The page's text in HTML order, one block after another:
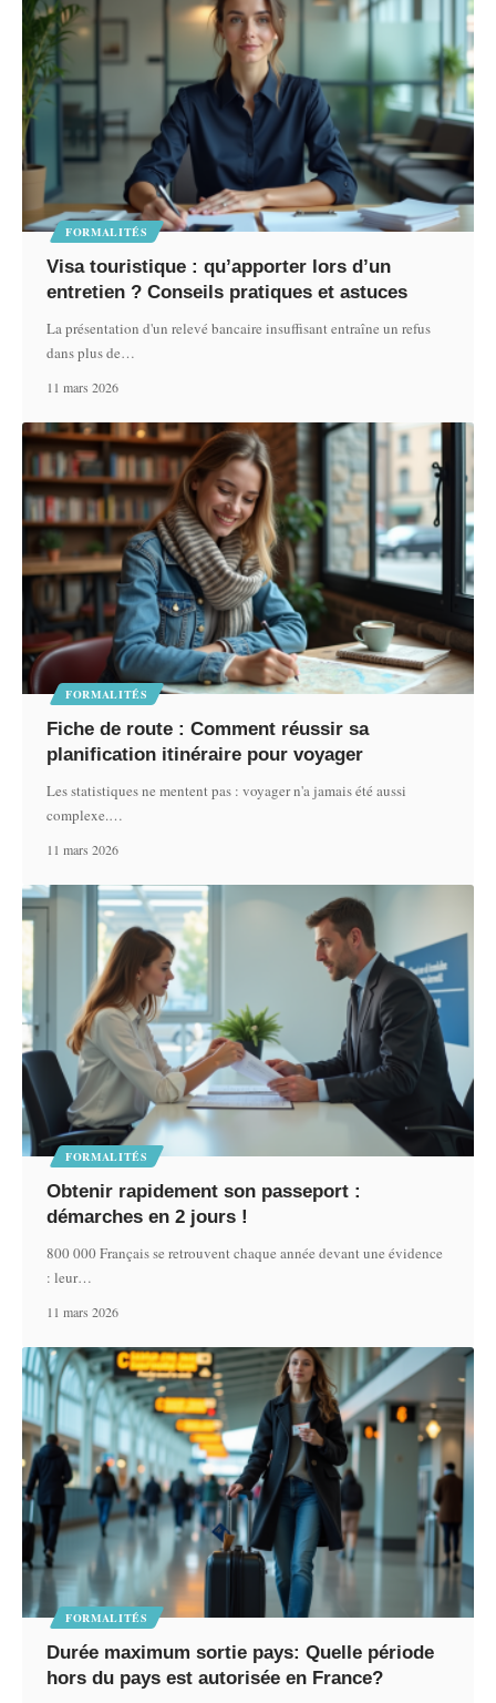
FORMALITÉS
Visa touristique : qu’apporter lors d’un
entretien ? Conseils pratiques et astuces
La présentation d'un relevé bancaire insuffisant entraîne un refus
dans plus de…
11 mars 2026
FORMALITÉS
Fiche de route : Comment réussir sa
planification itinéraire pour voyager
Les statistiques ne mentent pas : voyager n'a jamais été aussi
complexe.…
11 mars 2026
FORMALITÉS
Obtenir rapidement son passeport :
démarches en 2 jours !
800 000 Français se retrouvent chaque année devant une évidence
: leur…
11 mars 2026
FORMALITÉS
Durée maximum sortie pays: Quelle période
hors du pays est autorisée en France?